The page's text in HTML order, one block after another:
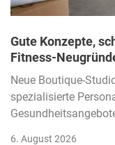
Gute Konzepte,
Fitness-
Neue Boutique-
spezialisierte
6. August 2026